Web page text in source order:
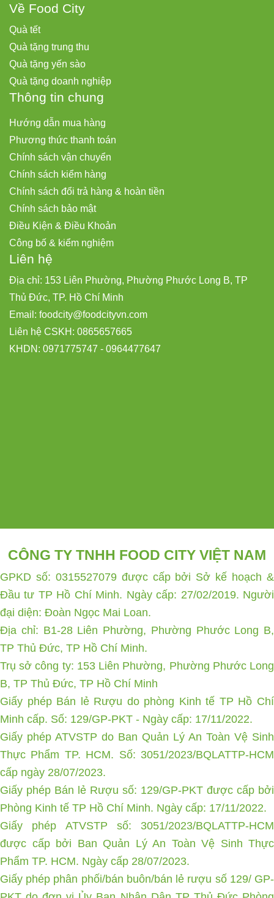
Về Food City
Quà tết
Quà tặng trung thu
Quà tặng yến sào
Quà tặng doanh nghiệp
Thông tin chung
Hướng dẫn mua hàng
Phương thức thanh toán
Chính sách vận chuyển
Chính sách kiểm hàng
Chính sách đổi trả hàng & hoàn tiền
Chính sách bảo mật
Điều Kiện & Điều Khoản
Công bố & kiểm nghiệm
Liên hệ
Địa chỉ: 153 Liên Phường, Phường Phước Long B, TP
Thủ Đức, TP. Hồ Chí Minh
Email: foodcity@foodcityvn.com
Liên hệ CSKH: 0865657665
KHDN: 0971775747 - 0964477647
CÔNG TY TNHH FOOD CITY VIỆT NAM
GPKD số: 0315527079 được cấp bởi Sở kế hoạch &
Đầu tư TP Hồ Chí Minh. Ngày cấp: 27/02/2019. Người
đại diện: Đoàn Ngọc Mai Loan.
Địa chỉ: B1-28 Liên Phường, Phường Phước Long B,
TP Thủ Đức, TP Hồ Chí Minh.
Trụ sở công ty: 153 Liên Phường, Phường Phước Long
B, TP Thủ Đức, TP Hồ Chí Minh
Giấy phép Bán lẻ Rượu do phòng Kinh tế TP Hồ Chí
Minh cấp. Số: 129/GP-PKT - Ngày cấp: 17/11/2022.
Giấy phép ATVSTP do Ban Quản Lý An Toàn Vệ Sinh
Thực Phẩm TP. HCM. Số: 3051/2023/BQLATTP-HCM
cấp ngày 28/07/2023.
Giấy phép Bán lẻ Rượu số: 129/GP-PKT được cấp bởi
Phòng Kinh tế TP Hồ Chí Minh. Ngày cấp: 17/11/2022.
Giấy phép ATVSTP số: 3051/2023/BQLATTP-HCM
được cấp bởi Ban Quản Lý An Toàn Vệ Sinh Thực
Phẩm TP. HCM. Ngày cấp 28/07/2023.
Giấy phép phân phối/bán buôn/bán lẻ rượu số 129/ GP-